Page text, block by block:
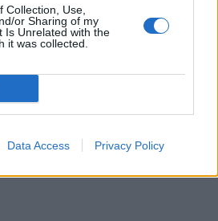
Collection, Use,
or Sharing of my
Is Unrelated with the
it was collected.
Data Access Privacy Policy